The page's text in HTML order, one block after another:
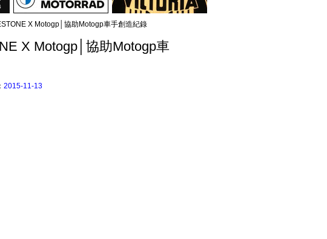
X Motogp│協助Motogp車手創造紀錄
X Motogp│協助Motogp車
2015-11-13